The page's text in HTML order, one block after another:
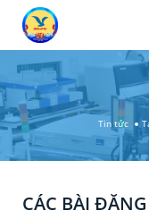
Tin tức
CÁC BÀI